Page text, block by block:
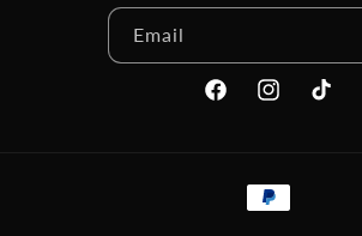
Email
FacebookInstagramTikTok
Payment